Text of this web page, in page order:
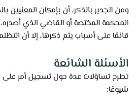
ومن الجدير بالذكر، أن بإمكان المعنيين
المحكمة المختصة أو القاضي الذي
قائمًا على أسباب يتم ذكرها، إلا أن
الأسئلة الشائعة
تطرح تساؤلات عدة حول تسجيل أمر على
شيوعًا: